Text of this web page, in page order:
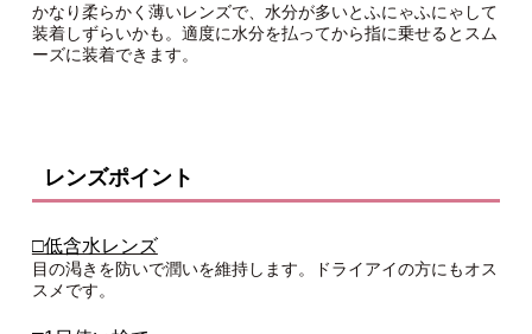
かなり柔らかく薄いレンズで、水分が多いとふにゃふにゃして
装着しずらいかも。適度に水分を払ってから指に乗せるとスム
ーズに装着できます。
レンズポイント
□低含水レンズ
目の渇きを防いで潤いを維持します。ドライアイの方にもオス
スメです。